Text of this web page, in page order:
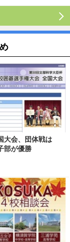
大会、団体戦は
部が優勝